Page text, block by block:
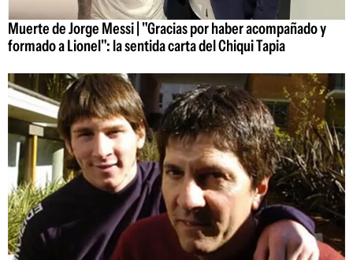
Muerte de Jorge Messi | "Gracias por haber acompañado y
formado a Lionel": la sentida carta del Chiqui Tapia